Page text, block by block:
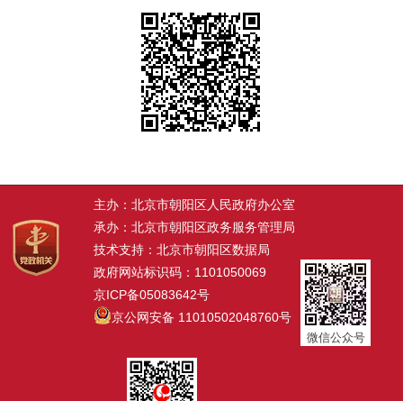
主办：北京市朝阳区人民政府办公室
承办：北京市朝阳区政务服务管理局
技术支持：北京市朝阳区数据局
政府网站标识码：1101050069
京ICP备05083642号
京公网安备 11010502048760号
微信公众号